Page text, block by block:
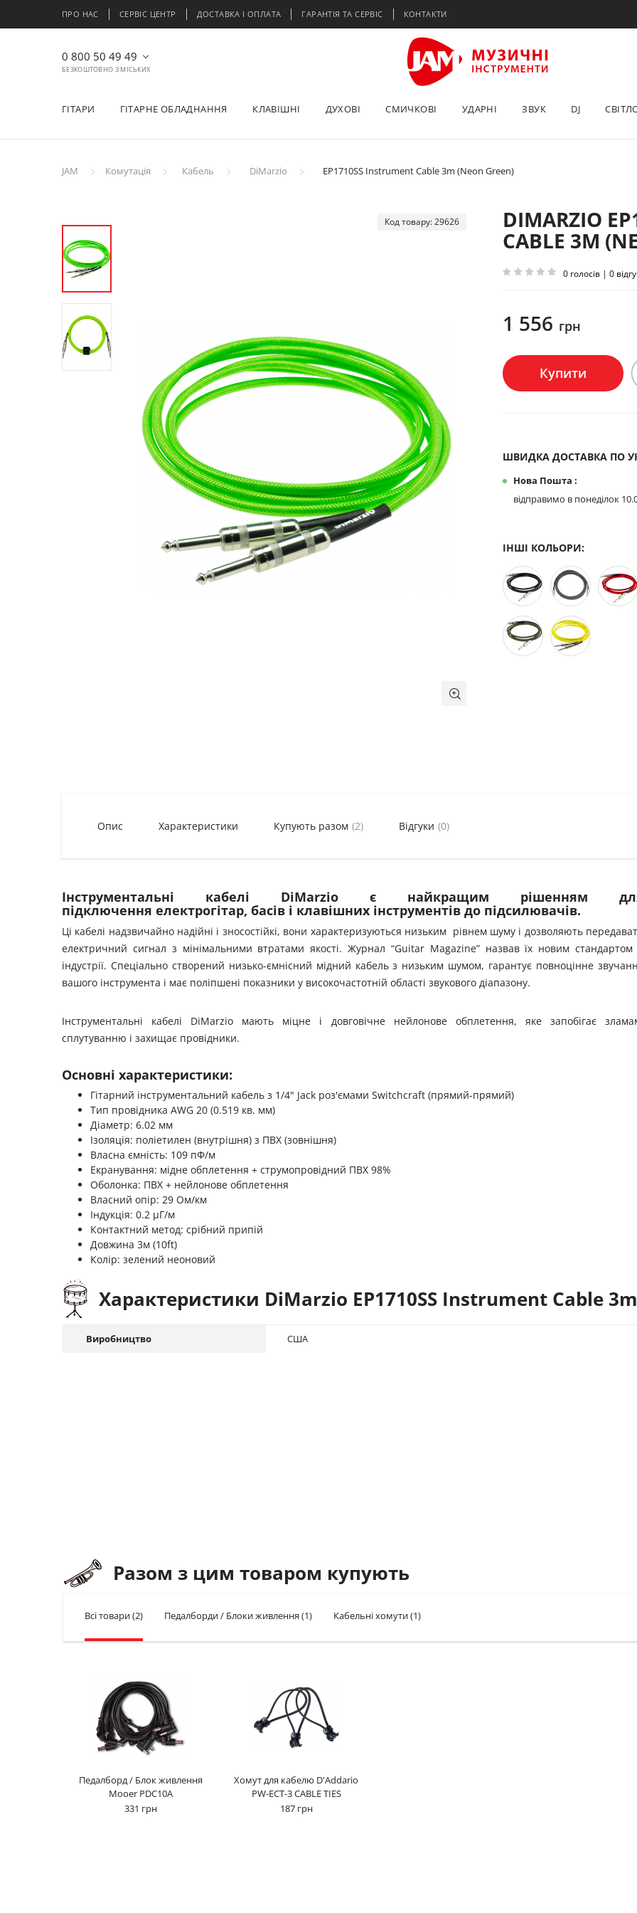
ПРО НАС СЕРВІС ЦЕНТР ДОСТАВКА І ОПЛАТА ГАРАНТІЯ ТА СЕРВІС КОНТАКТИ
0 800 50 49 49
БЕЗКОШТОВНО З МІСЬКИХ
ГІТАРИ ГІТАРНЕ ОБЛАДНАННЯ КЛАВІШНІ ДУХОВІ СМИЧКОВІ УДАРНІ ЗВУК DJ
JAM Комутація Кабель DiMarzio EP1710SS Instrument Cable 3m (Neon Green)
Код товару: 29626 DIMARZIO
CABLE 3M
0 голосів | 0
1 556 грн
Купити
ШВИДКА ДОСТАВКА ПО
Нова Пошта :
відправимо в понеділок
ІНШІ КОЛЬОРИ:
Опис Характеристики Купують разом (2) Відгуки (0)
Інструментальні кабелі DiMarzio є найкращим рішенням
підключення електрогітар, басів і клавішних інструментів до підсилювачів.
Ці кабелі надзвичайно надійні і зносостійкі, вони характеризуються низьким рівнем шуму і дозволяють
електричний сигнал з мінімальними втратами якості. Журнал “Guitar Magazine” назвав їх новим
індустрії. Спеціально створений низько-ємнісний мідний кабель з низьким шумом, гарантує повноцінне
вашого інструмента і має поліпшені показники у високочастотній області звукового діапазону.
Інструментальні кабелі DiMarzio мають міцне і довговічне нейлонове обплетення, яке запобігає
сплутуванню і захищає провідники.
Основні характеристики:
Гітарний інструментальний кабель з 1/4" Jack роз'ємами Switchcraft (прямий-прямий)
Тип провідника AWG 20 (0.519 кв. мм)
Діаметр: 6.02 мм
Ізоляція: поліетилен (внутрішня) з ПВХ (зовнішня)
Власна ємність: 109 пФ/м
Екранування: мідне обплетення + струмопровідний ПВХ 98%
Оболонка: ПВХ + нейлонове обплетення
Власний опір: 29 Ом/км
Індукція: 0.2 µГ/м
Контактний метод: срібний припій
Довжина 3м (10ft)
Колір: зелений неоновий
Характеристики DiMarzio EP1710SS Instrument Cable
Виробництво США
Разом з цим товаром купують
Всі товари(2) Педалборди / Блоки живлення (1) Кабельні хомути(1)
Педалборд / Блок живлення
Mooer PDC10A
331 грн
Хомут для кабелю D'Addario
PW-ECT-3 CABLE TIES
187 грн